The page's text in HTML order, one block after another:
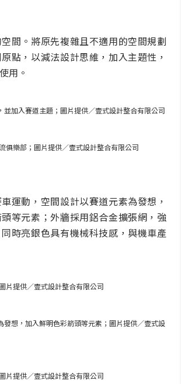
間。將原先複雜且不適用的空間規劃
點，以減法設計思維，加入主題性，
用。
並加入賽道主題；圖片提供／壹式設計整合有限公司
俱樂部 ；圖片提供／壹式設計整合有限公司
運動，空間設計以賽道元素為發想，
等元素；外牆採用鋁合金擴張網，強
時亮銀色具有機械科技感，與機車產
片提供／壹式設計整合有限公司
發想，加入鮮明色彩箭頭等元素；圖片提供／壹式設
片提供／壹式設計整合有限公司